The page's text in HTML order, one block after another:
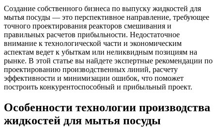
Создание собственного бизнеса по выпуску жидкостей для
мытья посуды — это перспективное направление, требующее
точного проектирования реакторов смешивания и
правильных расчетов прибыльности. Недостаточное
внимание к технологической части и экономическим
аспектам ведет к убыткам или неликвидным позициям на
рынке. В этой статье вы найдете экспертные рекомендации по
проектированию производственных линий, расчету
эффективности и минимизации ошибок, что поможет
построить конкурентоспособный и прибыльный проект.
Особенности технологии производства
жидкостей для мытья посуды